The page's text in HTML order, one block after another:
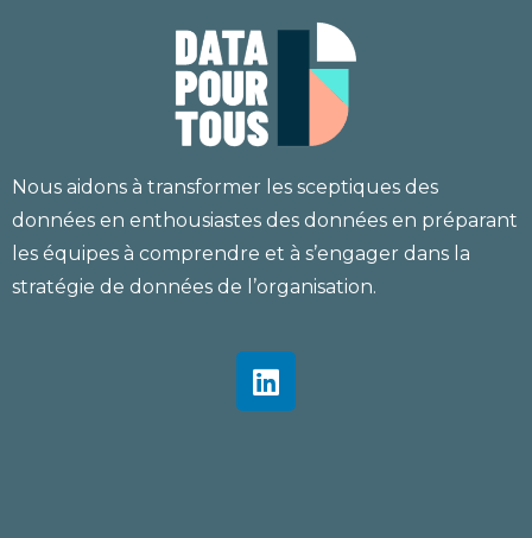
Nous aidons à transformer les sceptiques des
données en enthousiastes des données en préparant
les équipes à comprendre et à s’engager dans la
stratégie de données de l’organisation.